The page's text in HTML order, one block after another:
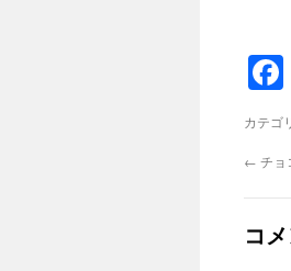
カテゴ
← チョ
コ